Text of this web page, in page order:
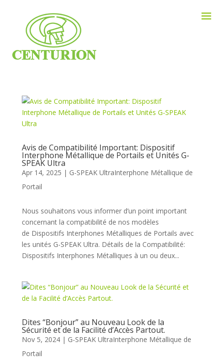
Avis de Compatibilité Important: Dispositif
Interphone Métallique de Portails et Unités G-
SPEAK Ultra
Apr 14, 2025 G-SPEAK UltraInterphone Métallique de
Portail
Nous souhaitons vous informer d’un point important
concernant la compatibilité de nos modèles
de Dispositifs Interphones Métalliques de Portails avec
les unités G-SPEAK Ultra. Détails de la Compatibilité:
Dispositifs Interphones Métalliques à un ou deux...
Dites “Bonjour” au Nouveau Look de la
Sécurité et de la Facilité d’Accès Partout.
Nov 5, 2024 G-SPEAK UltraInterphone Métallique de
Portail